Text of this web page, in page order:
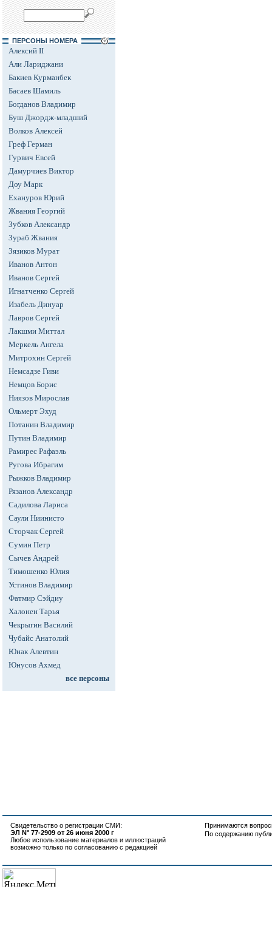
ПЕРСОНЫ НОМЕРА
Алексий II
Али Лариджани
Бакиев Курманбек
Басаев Шамиль
Богданов Владимир
Буш Джордж-младший
Волков Алексей
Греф Герман
Гурвич Евсей
Дамурчиев Виктор
Доу Марк
Ехануров Юрий
Жвания Георгий
Зубков Александр
Зураб Жвания
Зязиков Мурат
Иванов Антон
Иванов Сергей
Игнатченко Сергей
Изабель Динуар
Лавров Сергей
Лакшми Миттал
Меркель Ангела
Митрохин Сергей
Немсадзе Гиви
Немцов Борис
Ниязов Мирослав
Ольмерт Эхуд
Потанин Владимир
Путин Владимир
Рамирес Рафаэль
Ругова Ибрагим
Рыжков Владимир
Рязанов Александр
Садилова Лариса
Саули Ниинисто
Сторчак Сергей
Сумин Петр
Сычев Андрей
Тимошенко Юлия
Устинов Владимир
Фатмир Сэйдиу
Халонен Тарья
Чекрыгин Василий
Чубайс Анатолий
Юнак Алевтин
Юнусов Ахмед
все персоны
Свидетельство о регистрации СМИ:
ЭЛ N° 77-2909 от 26 июня 2000 г
Любое использование материалов и иллюстраций
возможно только по согласованию с редакцией
Принимаются
По содержанию